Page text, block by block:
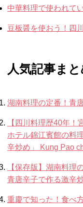
中華料理で使われて
豆板醤を使おう！四
人気記事ま
湖南料理の定番！青
【四川料理歴40年！
ホテル錦江賓館の料
辛炒め」 Kung Pao
【保存版】湖南料理
青唐辛子で作る激辛
重慶で知った！食べ